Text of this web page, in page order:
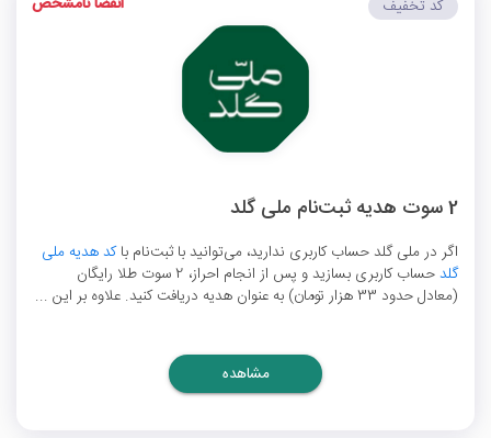
2 سوت هدیه ثبت‌نام ملی گلد
اگر در ملی گلد حساب کاربری ندارید، می‌توانید با ثبت‌نام باکد هدیه ملی
گلد
حساب کاربری بسازید و پس از انجام احراز، 2 سوت طلا رایگان
(معادل حدود 33 هزار تومان) به عنوان هدیه دریافت کنید. علاوه بر این ...
کد تخفیف
مشاهده